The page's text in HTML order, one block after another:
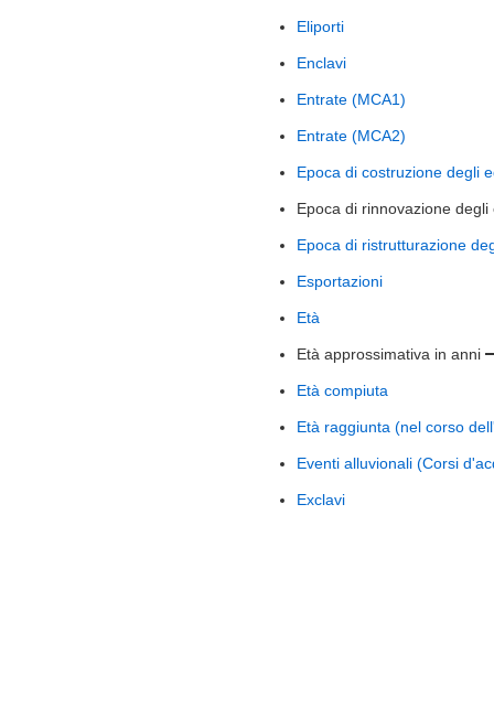
Eliporti
Enclavi
Entrate (MCA1)
Entrate (MCA2)
Epoca di costruzione degli
Epoca di rinnovazione
Epoca di ristrutturazione
Esportazioni
Età
Età approssimativa in anni
Età compiuta
Età raggiunta (nel corso
Eventi alluvionali (Corsi
Exclavi